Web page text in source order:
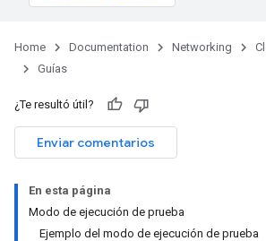
Home Documentation Networking
Guías
¿Te resultó útil?
Enviar comentarios
En esta página
Modo de ejecución de prueba
Ejemplo del modo de ejecución de prueba